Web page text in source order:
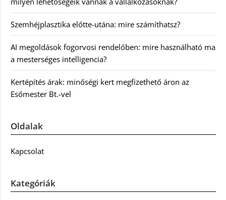
Szemhéjplasztika előtte-utána: mire számíthatsz?
AI megoldások fogorvosi rendelőben: mire használható ma
a mesterséges intelligencia?
Kertépítés árak: minőségi kert megfizethető áron az
Esőmester Bt.-vel
Oldalak
Kapcsolat
Kategóriák